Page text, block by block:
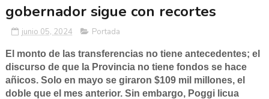
gobernador sigue con recortes
junio 05, 2024 Portada
El monto de las transferencias no tiene antecedentes; el
discurso de que la Provincia no tiene fondos se hace
añicos. Solo en mayo se giraron $109 mil millones, el
doble que el mes anterior. Sin embargo, Poggi licua